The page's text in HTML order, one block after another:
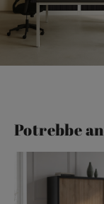
Potrebbe